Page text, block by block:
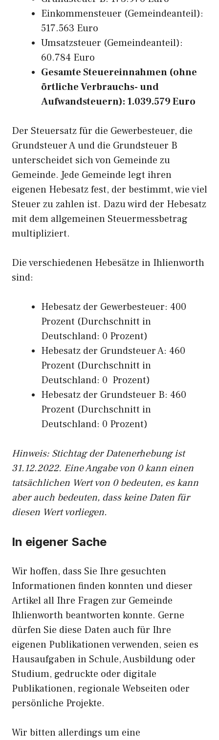
Einkommensteuer (Gemeindeanteil):
517.563 Euro
Umsatzsteuer (Gemeindeanteil):
60.784 Euro
Gesamte Steuereinnahmen (ohne
örtliche Verbrauchs- und
Aufwandsteuern): 1.039.579 Euro
Der Steuersatz für die Gewerbesteuer, die
Grundsteuer A und die Grundsteuer B
unterscheidet sich von Gemeinde zu
Gemeinde. Jede Gemeinde legt ihren
eigenen Hebesatz fest, der bestimmt, wie viel
Steuer zu zahlen ist. Dazu wird der Hebesatz
mit dem allgemeinen Steuermessbetrag
multipliziert.
Die verschiedenen Hebesätze in Ihlienworth
sind:
Hebesatz der Gewerbesteuer: 400
Prozent (Durchschnitt in
Deutschland: 0 Prozent)
Hebesatz der Grundsteuer A: 460
Prozent (Durchschnitt in
Deutschland: 0 Prozent)
Hebesatz der Grundsteuer B: 460
Prozent (Durchschnitt in
Deutschland: 0 Prozent)
Hinweis: Stichtag der Datenerhebung ist
31.12.2022. Eine Angabe von 0 kann einen
tatsächlichen Wert von 0 bedeuten, es kann
aber auch bedeuten, dass keine Daten für
diesen Wert vorliegen.
In eigener Sache
Wir hoffen, dass Sie Ihre gesuchten
Informationen finden konnten und dieser
Artikel all Ihre Fragen zur Gemeinde
Ihlienworth beantworten konnte. Gerne
dürfen Sie diese Daten auch für Ihre
eigenen Publikationen verwenden, seien es
Hausaufgaben in Schule, Ausbildung oder
Studium, gedruckte oder digitale
Publikationen, regionale Webseiten oder
persönliche Projekte.
Wir bitten allerdings um eine